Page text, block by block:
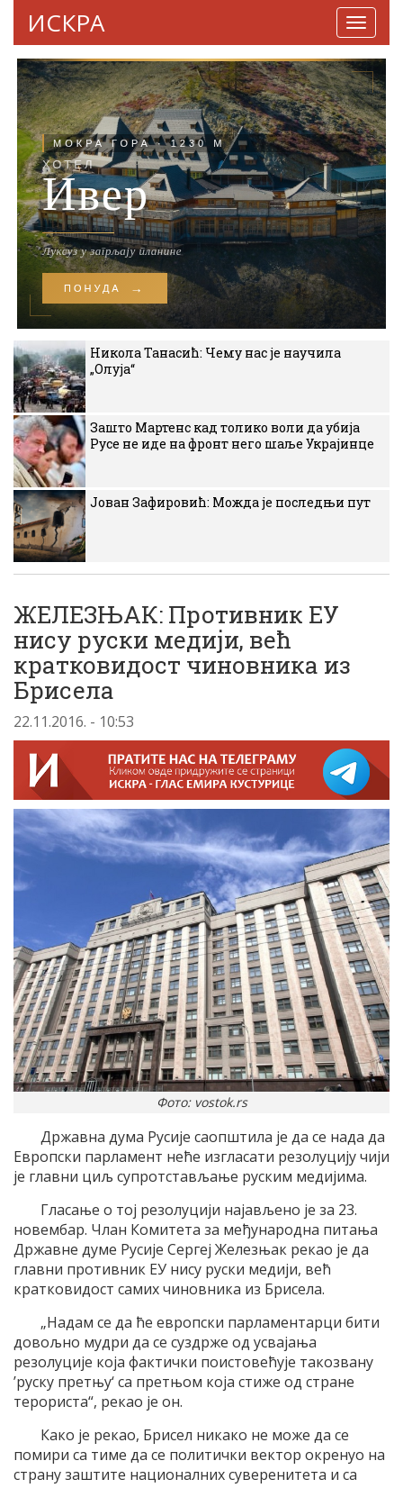
ИСКРА
Никола Танасић: Чему нас је научила
„Олуја“
Зашто Мартенс кад толико воли да убија
Русе не иде на фронт него шаље Украјинце
Јован Зафировић: Можда је последњи пут
ЖЕЛЕЗЊАК: Противник ЕУ
нису руски медији, већ
кратковидост чиновника из
Брисела
22.11.2016. - 10:53
Фото: vostok.rs
Државна дума Русије саопштила је да се нада да
Европски парламент неће изгласати резолуцију чији
је главни циљ супротстављање руским медијима.
Гласање о тој резолуцији најављено је за 23.
новембар. Члан Комитета за међународна питања
Државнe думе Русије Сергеј Железњак рекао је да
главни противник ЕУ нису руски медији, већ
кратковидост самих чиновника из Брисела.
„Надам се да ће европски парламентарци бити
довољно мудри да се суздрже од усвајања
резолуције која фактички поистовећује такозвану
’руску претњу‘ са претњом која стиже од стране
терориста“, рекао је он.
Како је рекао, Брисел никако не може да се
помири са тиме да се политички вектор окренуо на
страну заштите националних суверенитета и са